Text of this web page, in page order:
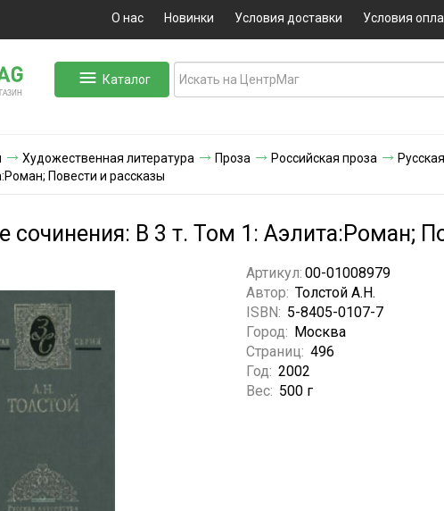
О нас Новинки Условия доставки Условия
ГАЗИН
Каталог
Художественная литература Проза Российская проза
Повести и рассказы
сочинения: В 3 т. Том 1: Аэлита:Роман;
Артикул: 00-01008979
Автор: Толстой А.Н.
ISBN: 5-8405-0107-7
Город: Москва
Страниц: 496
Год: 2002
Вес: 500 г